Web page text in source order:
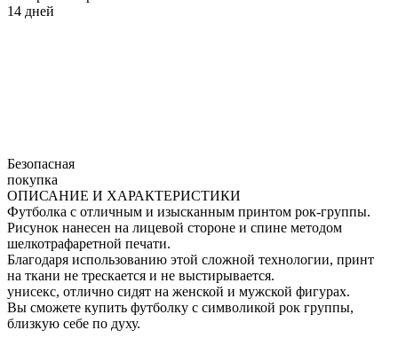
14 дней
Безопасная
покупка
ОПИСАНИЕ И ХАРАКТЕРИСТИКИ
Футболка с отличным и изысканным принтом рок-группы.
Рисунок нанесен на лицевой стороне и спине методом
шелкотрафаретной печати.
Благодаря использованию этой сложной технологии, принт
на ткани не трескается и не выстирывается.
унисекс, отлично сидят на женской и мужской фигурах.
Вы сможете купить футболку с символикой рок группы,
близкую себе по духу.